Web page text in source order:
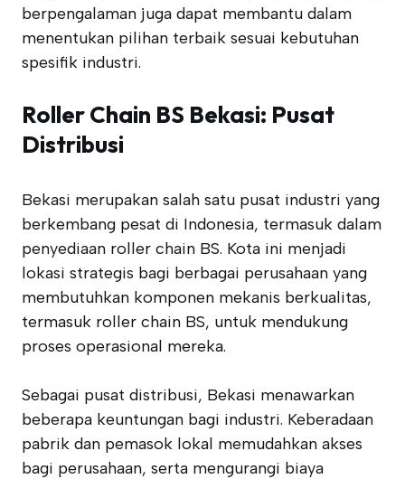
berpengalaman juga dapat membantu dalam
menentukan pilihan terbaik sesuai kebutuhan
spesifik industri.
Roller Chain BS Bekasi: Pusat
Distribusi
Bekasi merupakan salah satu pusat industri yang
berkembang pesat di Indonesia, termasuk dalam
penyediaan roller chain BS. Kota ini menjadi
lokasi strategis bagi berbagai perusahaan yang
membutuhkan komponen mekanis berkualitas,
termasuk roller chain BS, untuk mendukung
proses operasional mereka.
Sebagai pusat distribusi, Bekasi menawarkan
beberapa keuntungan bagi industri. Keberadaan
pabrik dan pemasok lokal memudahkan akses
bagi perusahaan, serta mengurangi biaya